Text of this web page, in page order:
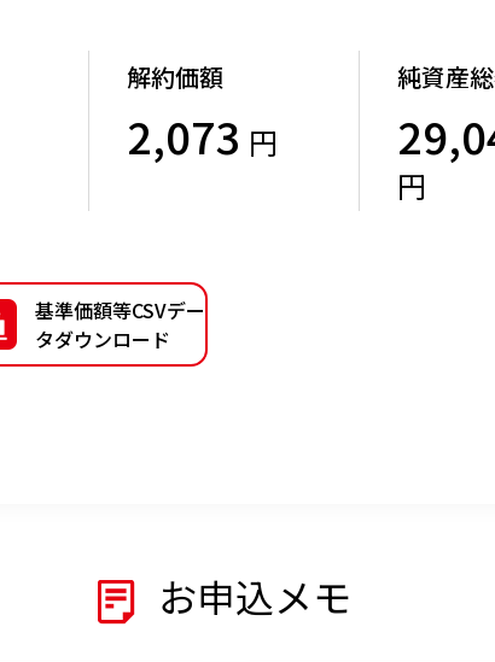
解約価額
2,073 円
純資産
円
基準価額等CSVデー
タダウンロード
お申込メモ